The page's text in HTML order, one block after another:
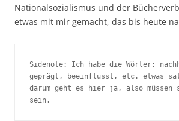
Nationalsozialismus und der
etwas mit mir gemacht, das bis heute
Sidenote: Ich habe die Wörter:
geprägt, beeinflusst, etc. etwas
darum geht es hier ja, also müssen
sein.